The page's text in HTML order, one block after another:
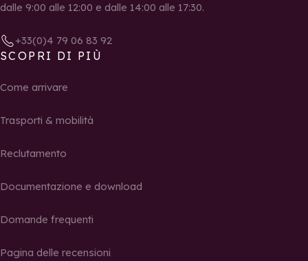
dalle 9:00 alle 12:00 e dalle 14:00 alle 17:30.
+33(0)4 79 06 83 92
SCOPRI DI PIÙ
Come arrivare
Trasporti & mobilità
Reclutamento
Documentazione e download
Domande frequenti
Pagina delle recensioni